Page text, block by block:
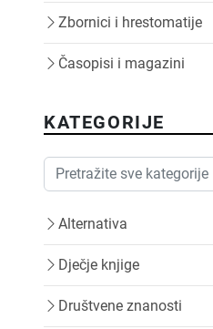
Zbornici i hrestomatije
Časopisi i magazini
KATEGORIJE
Alternativa
Dječje knjige
Društvene znanosti